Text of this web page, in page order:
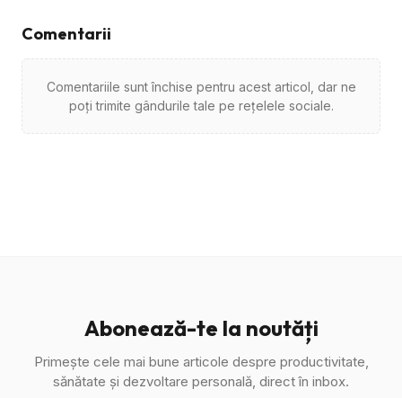
Comentarii
Comentariile sunt închise pentru acest articol, dar ne
poți trimite gândurile tale pe rețelele sociale.
Abonează-te la noutăți
Primește cele mai bune articole despre productivitate,
sănătate și dezvoltare personală, direct în inbox.